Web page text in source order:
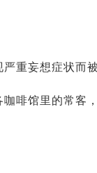
重妄想症状而
啡馆里的常客